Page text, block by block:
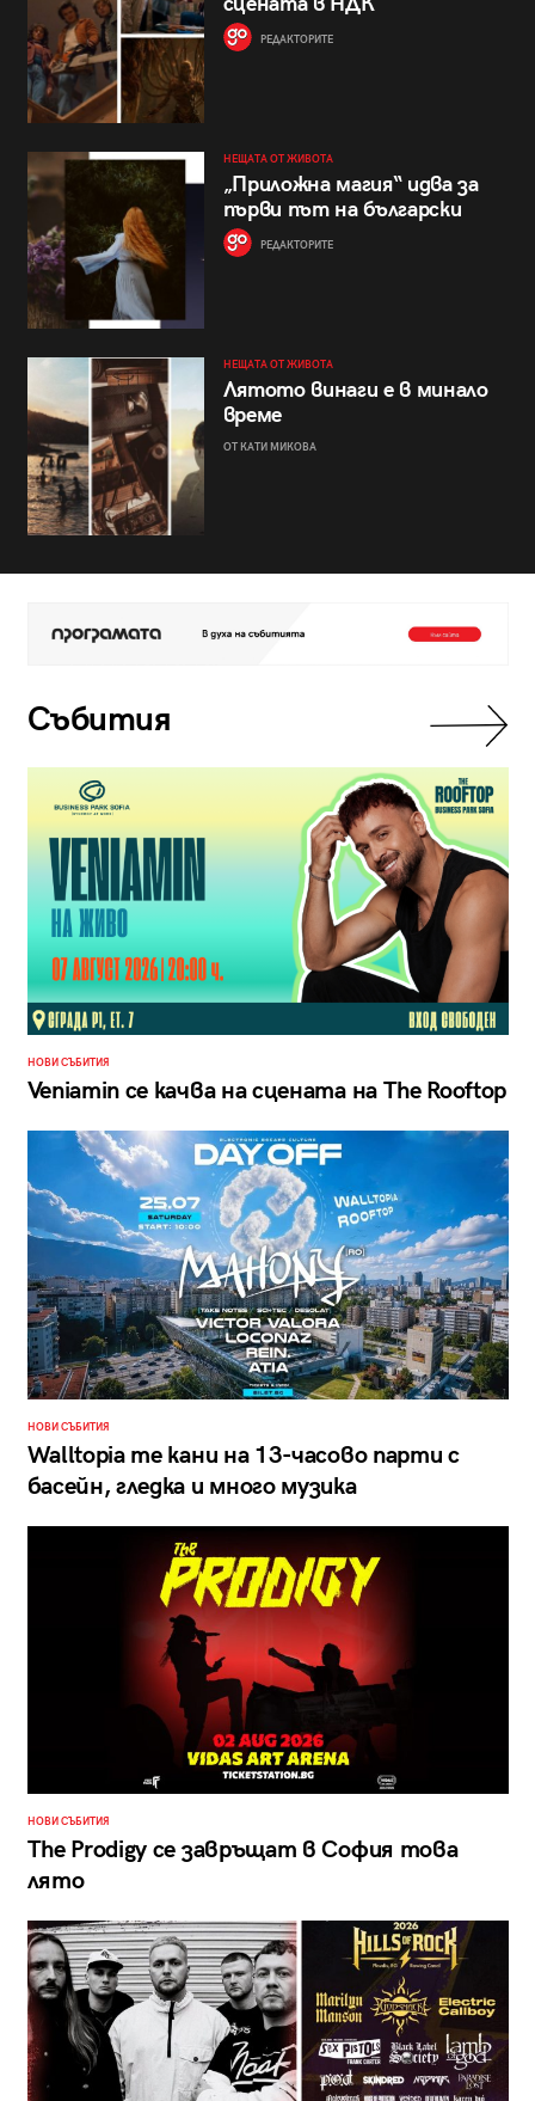
РЕДАКТОРИТЕ
НЕЩАТА ОТ ЖИВОТА
„Приложна магия“ идва за
първи път на български
РЕДАКТОРИТЕ
НЕЩАТА ОТ ЖИВОТА
Лятото винаги е в минало
време
ОТ КАТИ МИКОВА
Събития
НОВИ СЪБИТИЯ
Veniamin се качва на сцената на The Rooftop
НОВИ СЪБИТИЯ
Walltopia те кани на 13-часово парти с
басейн, гледка и много музика
НОВИ СЪБИТИЯ
The Prodigy се завръщат в София това
лято